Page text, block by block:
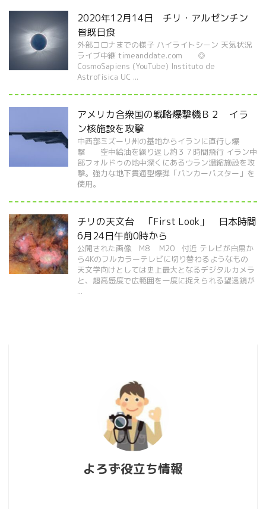
2020年12月14日 チリ・アルゼンチン
皆既日食
外部コロナまでの様子 ハイライトシーン 天気状況
ライブ中継 timeanddate.com ◎
CosmoSapiens (YouTube) Instituto de
Astrofísica UC ...
アメリカ合衆国の戦略爆撃機Ｂ２ イラ
ン核施設を攻撃
中西部ミズーリ州の基地からイランに直行し爆
撃 空中給油を繰り返し約３７時間飛行 イラン中
部フォルドゥの地中深くにあるウラン濃縮施設を攻
撃。強力な地下貫通型爆弾「バンカーバスター」を
使用。
チリの天文台 「First Look」 日本時間
6月24日午前0時から
公開された画像 M8 M20 付近 テレビが白黒か
ら4Kのフルカラーテレビに切り替わるようなもの
天文学向けとしては史上最大となるデジタルカメラ
と、超高感度で広範囲を一度に捉えられる望遠鏡が
...
よろず役立ち情報